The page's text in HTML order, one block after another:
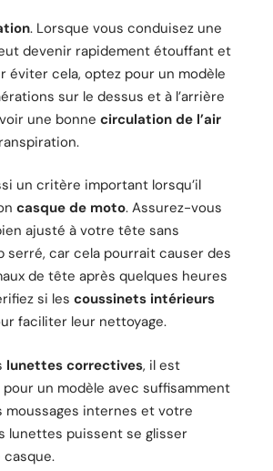
. Lorsque vous conduisez une
devenir rapidement étouffant et
éviter cela, optez pour un modèle
sur le dessus et à l’arrière
une bonne circulation de l’air
un critère important lorsqu’il
casque de moto. Assurez-vous
ajusté à votre tête sans
car cela pourrait causer des
de tête après quelques heures
si les coussinets intérieurs
faciliter leur nettoyage.
lunettes correctives, il est
pour un modèle avec suffisamment
moussages internes et votre
lunettes puissent se glisser